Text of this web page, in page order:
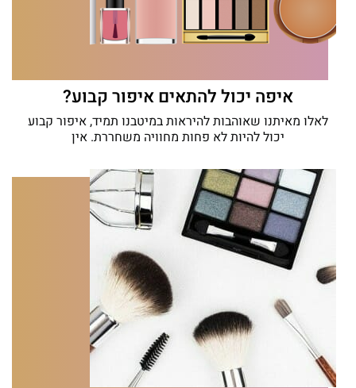
איפה יכול להתאים איפור קבוע?
לאלו מאיתנו שאוהבות להיראות במיטבנו תמיד, איפור קבוע
יכול להיות לא פחות מחוויה משחררת. אין